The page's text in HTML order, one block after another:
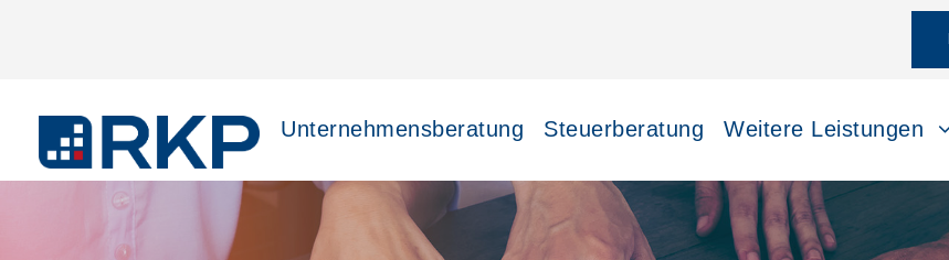
Unternehmensberatung Steuerberatung Weitere Leistungen